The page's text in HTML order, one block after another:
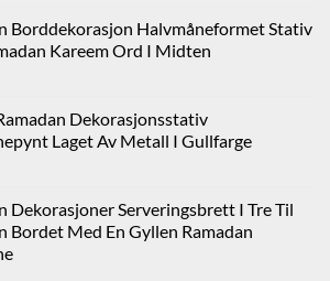
kr 1650.kr 1250.
Borddekorasjon Halvmåneformet Stativ
Kareem Ord I Midten
Dekorasjonsstativ
Laget Av Metall I Gullfarge
Dekorasjoner Serveringsbrett I Tre Til
Bordet Med En Gyllen Ramadan